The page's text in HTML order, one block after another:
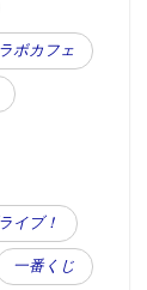
ボカフェ
イブ！
一番くじ